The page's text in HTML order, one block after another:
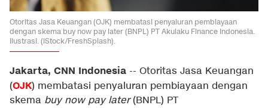
Otoritas Jasa Keuangan (OJK) membatasi penyaluran pembiayaan
dengan skema buy now pay later (BNPL) PT Akulaku Finance Indonesia.
Ilustrasi. (iStock/FreshSplash).
Jakarta, CNN Indonesia -- Otoritas Jasa Keuangan
(OJK) membatasi penyaluran pembiayaan dengan
skema buy now pay later(BNPL) PT